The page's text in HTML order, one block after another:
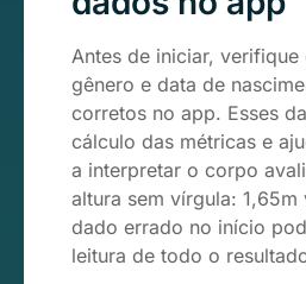
Antes de iniciar, verifique
gênero e data de
corretos no app. Esses
cálculo das métricas e
a interpretar o corpo
altura sem vírgula: 1,65m
dado errado no início
leitura de todo o